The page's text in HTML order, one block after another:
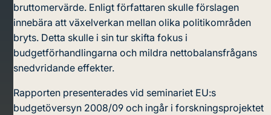
bruttomervärde. Enligt författaren skulle förslagen
innebära att växelverkan mellan olika politikområden
bryts. Detta skulle i sin tur skifta fokus i
budgetförhandlingarna och mildra nettobalansfrågans
snedvridande effekter.
Rapporten presenterades vid seminariet EU:s
budgetöversyn 2008/09 och ingår i forskningsprojektet